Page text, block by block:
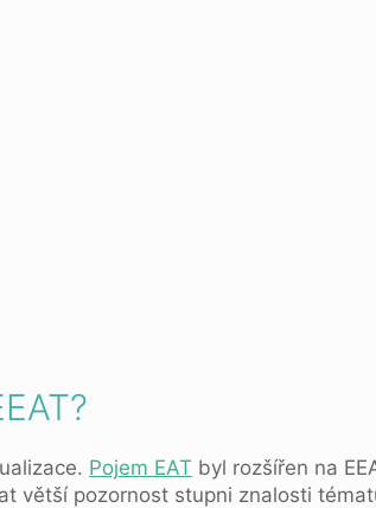
Pojem EAT byl rozšířen na
větší pozornost stupni znalosti